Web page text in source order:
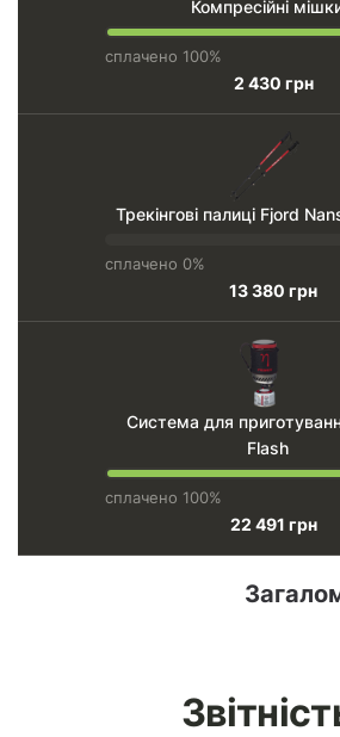
Компресійні
сплачено 100%
2 430 грн
Трекінгові палиці Fjord
сплачено 0%
13 380 грн
Система для
Flash
сплачено 100%
22 491 грн